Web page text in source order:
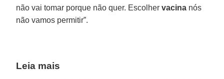
não vai tomar porque não quer. Escolhervacina nós
não vamos permitir”.
Leia mais